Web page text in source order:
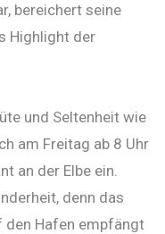
bereichert seine
Highlight der
und Seltenheit wie
am Freitag ab 8 Uhr
an der Elbe ein.
denn das
den Hafen empfängt